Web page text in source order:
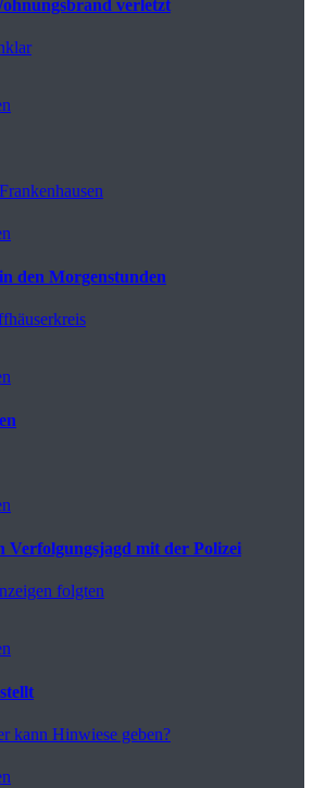
verletzt
den Morgenstunden
Verfolgungsjagd mit der Polizei
folgten
kann Hinwiese geben?